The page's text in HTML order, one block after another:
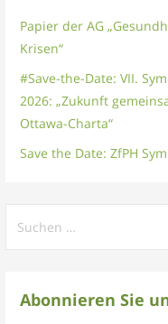
Papier der AG
Krisen“
#Save-the-Date: VII.
2026: „Zukunft
Ottawa-Charta“
Save the Date: ZfPH
nach:
Abonnieren Sie